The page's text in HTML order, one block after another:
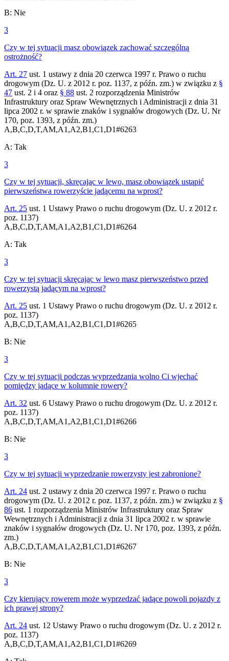
B: Nie
3
Czy w tej sytuacji masz obowiązek zachować szczególną
ostrożność?
Art. 27 ust. 1 ustawy z dnia 20 czerwca 1997 r. Prawo o ruchu
drogowym (Dz. U. z 2012 r. poz. 1137, z późn. zm.) w związku z §
47 ust. 2 i 4 oraz § 88 ust. 2 rozporządzenia Ministrów
Infrastruktury oraz Spraw Wewnętrznych i Administracji z dnia 31
lipca 2002 r. w sprawie znaków i sygnałów drogowych (Dz. U. Nr
170, poz. 1393, z późn. zm.)
A,B,C,D,T,AM,A1,A2,B1,C1,D1#6263
A: Tak
3
Czy w tej sytuacji, skręcając w lewo, masz obowiązek ustąpić
pierwszeństwa rowerzyście jadącemu na wprost?
Art. 25 ust. 1 Ustawy Prawo o ruchu drogowym (Dz. U. z 2012 r.
poz. 1137)
A,B,C,D,T,AM,A1,A2,B1,C1,D1#6264
A: Tak
3
Czy w tej sytuacji skręcając w lewo masz pierwszeństwo przed
rowerzystą jadącym na wprost?
Art. 25 ust. 1 Ustawy Prawo o ruchu drogowym (Dz. U. z 2012 r.
poz. 1137)
A,B,C,D,T,AM,A1,A2,B1,C1,D1#6265
B: Nie
3
Czy w tej sytuacji podczas wyprzedzania wolno Ci wjechać
pomiędzy jadące w kolumnie rowery?
Art. 32 ust. 6 Ustawy Prawo o ruchu drogowym (Dz. U. z 2012 r.
poz. 1137)
A,B,C,D,T,AM,A1,A2,B1,C1,D1#6266
B: Nie
3
Czy w tej sytuacji wyprzedzanie rowerzysty jest zabronione?
Art. 24 ust. 2 ustawy z dnia 20 czerwca 1997 r. Prawo o ruchu
drogowym (Dz. U. z 2012 r. poz. 1137, z późn. zm.) w związku z §
86 ust. 1 rozporządzenia Ministrów Infrastruktury oraz Spraw
Wewnętrznych i Administracji z dnia 31 lipca 2002 r. w sprawie
znaków i sygnałów drogowych (Dz. U. Nr 170, poz. 1393, z późn.
zm.)
A,B,C,D,T,AM,A1,A2,B1,C1,D1#6267
B: Nie
3
Czy kierujący rowerem może wyprzedzać jadące powoli pojazdy z
ich prawej strony?
Art. 24 ust. 12 Ustawy Prawo o ruchu drogowym (Dz. U. z 2012 r.
poz. 1137)
A,B,C,D,T,AM,A1,A2,B1,C1,D1#6269